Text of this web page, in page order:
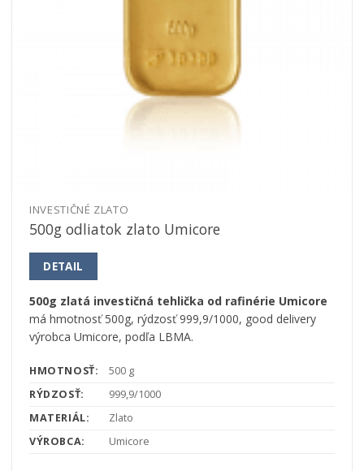
INVESTIČNÉ ZLATO
500g odliatok zlato Umicore
DETAIL
500g zlatá investičná tehlička od rafinérie Umicore
má hmotnosť 500g, rýdzosť 999,9/1000, good delivery
výrobca Umicore, podľa LBMA.
HMOTNOSŤ:
500 g
RÝDZOSŤ:
999,9/1000
MATERIÁL:
Zlato
VÝROBCA:
Umicore